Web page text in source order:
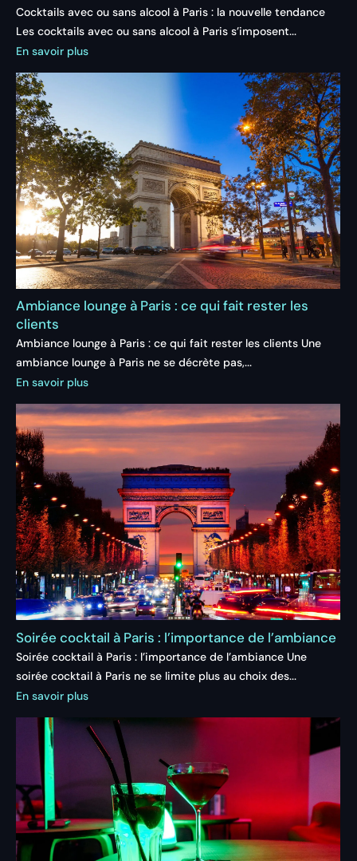
Cocktails avec ou sans alcool à Paris : la nouvelle tendance
Les cocktails avec ou sans alcool à Paris s’imposent...
En savoir plus
Ambiance lounge à Paris : ce qui fait rester les
clients
Ambiance lounge à Paris : ce qui fait rester les clients Une
ambiance lounge à Paris ne se décrète pas,...
En savoir plus
Soirée cocktail à Paris : l’importance de l’ambiance
Soirée cocktail à Paris : l’importance de l’ambiance Une
soirée cocktail à Paris ne se limite plus au choix des...
En savoir plus